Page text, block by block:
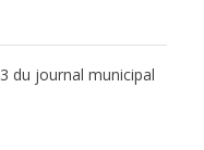
du journal municipal